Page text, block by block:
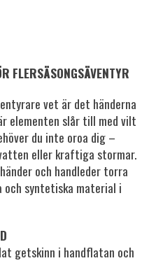
FLERSÄSONGSÄVENTYR
vet är det händerna
elementen slår till med vilt
du inte oroa dig –
eller kraftiga stormar.
och handleder torra
syntetiska material i
getskinn i handflatan och